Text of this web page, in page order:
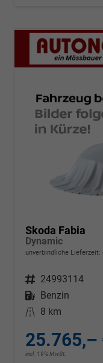
Skoda Fabia
Dynamic
unverbindliche Lieferzeit:
Fahrzeugnr. 24993114
Kraftstoff
Benzin
Kilometerstand 8 km
25.765,–
incl. 19% MwSt.